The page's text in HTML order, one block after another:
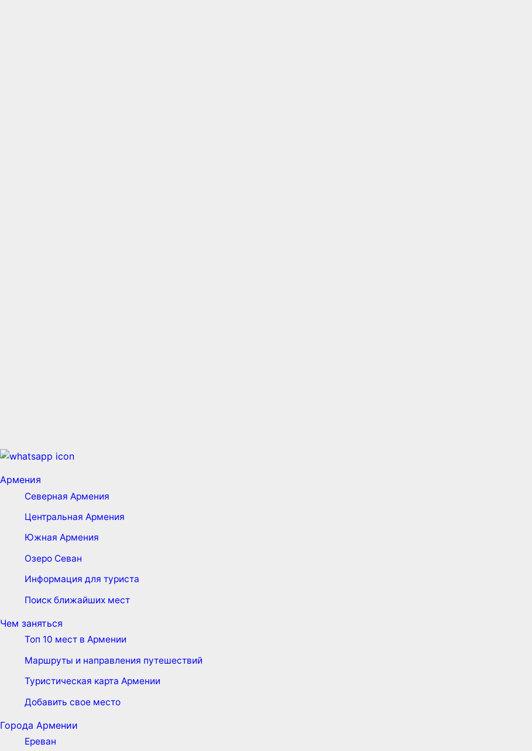
Армения
Северная Армения
Центральная Армения
Южная Армения
Озеро Севан
Информация для туриста
Поиск ближайших мест
Чем заняться
Топ 10 мест в Армении
Маршруты и направления путешествий
Туристическая карта Армении
Добавить свое место
Города Армении
Ереван